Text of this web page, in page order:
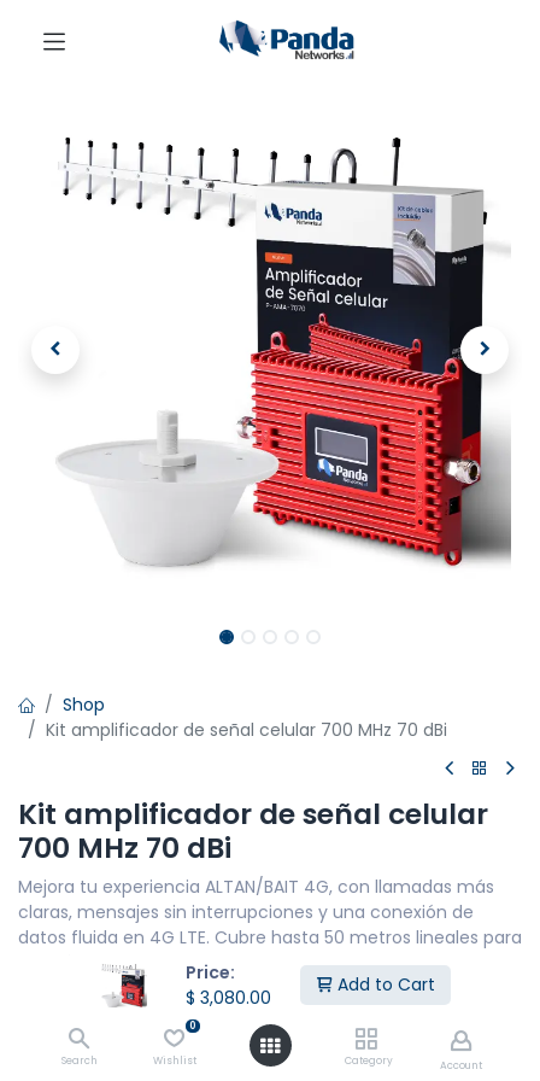
Price:
$ 3,080.00
Add to Cart
Search
0
Wishlist Category Account
Shop
Kit amplificador de señal celular 700 MHz 70 dBi
Kit amplificador de señal celular
700 MHz 70 dBi
Mejora tu experiencia ALTAN/BAIT 4G, con llamadas más
claras, mensajes sin interrupciones y una conexión de
datos fluida en 4G LTE. Cubre hasta 50 metros lineales para
un máximo de 10 personas
CARACTERÍSTICAS PRINCIPALES
Cobertura de red: 4G LTE
Potencia: 600 mW - 72DBi
Distancia máxima de cobertura: 50 m